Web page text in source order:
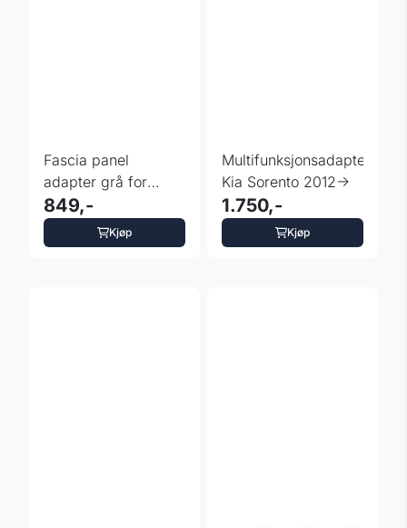
Fascia panel
adapter grå for
XTRONS Golf 7
hovedenhet
849,-
Kjøp
Multifunksjonsadapter
Kia Sorento 2012->
1.750,-
Kjøp